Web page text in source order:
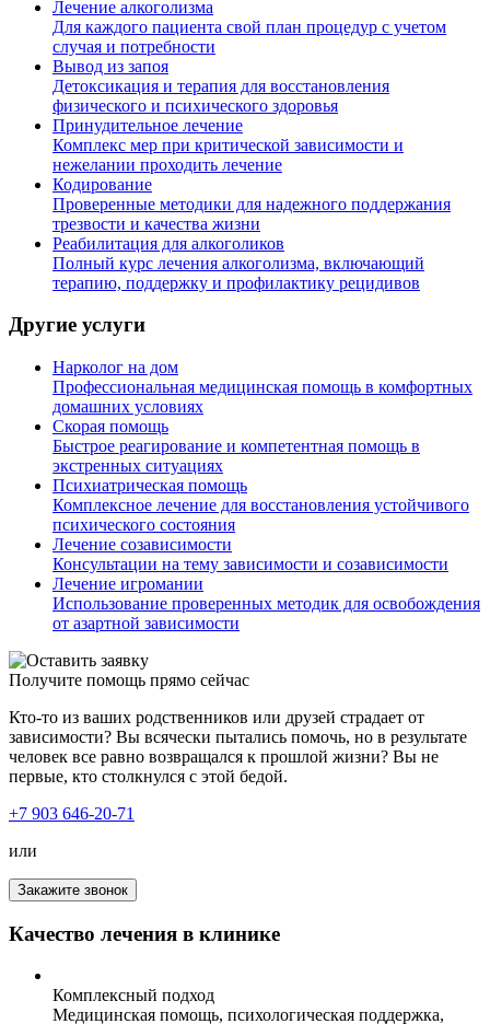
Лечение алкоголизма
Для каждого пациента свой план процедур с учетом
случая и потребности
Вывод из запоя
Детоксикация и терапия для восстановления
физического и психического здоровья
Принудительное лечение
Комплекс мер при критической зависимости и
нежелании проходить лечение
Кодирование
Проверенные методики для надежного поддержания
трезвости и качества жизни
Реабилитация для алкоголиков
Полный курс лечения алкоголизма, включающий
терапию, поддержку и профилактику рецидивов
Другие услуги
Нарколог на дом
Профессиональная медицинская помощь в комфортных
домашних условиях
Скорая помощь
Быстрое реагирование и компетентная помощь в
экстренных ситуациях
Психиатрическая помощь
Комплексное лечение для восстановления устойчивого
психического состояния
Лечение созависимости
Консультации на тему зависимости и созависимости
Лечение игромании
Использование проверенных методик для освобождения
от азартной зависимости
Получите помощь прямо сейчас
Кто-то из ваших родственников или друзей страдает от
зависимости? Вы всячески пытались помочь, но в результате
человек все равно возвращался к прошлой жизни? Вы не
первые, кто столкнулся с этой бедой.
+7 903 646-20-71
или
Закажите звонок
Качество лечения в клинике
Комплексный подход
Медицинская помощь, психологическая поддержка,